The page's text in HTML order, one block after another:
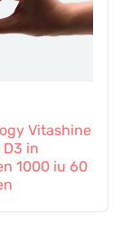
Vitashine
in
1000 iu 60